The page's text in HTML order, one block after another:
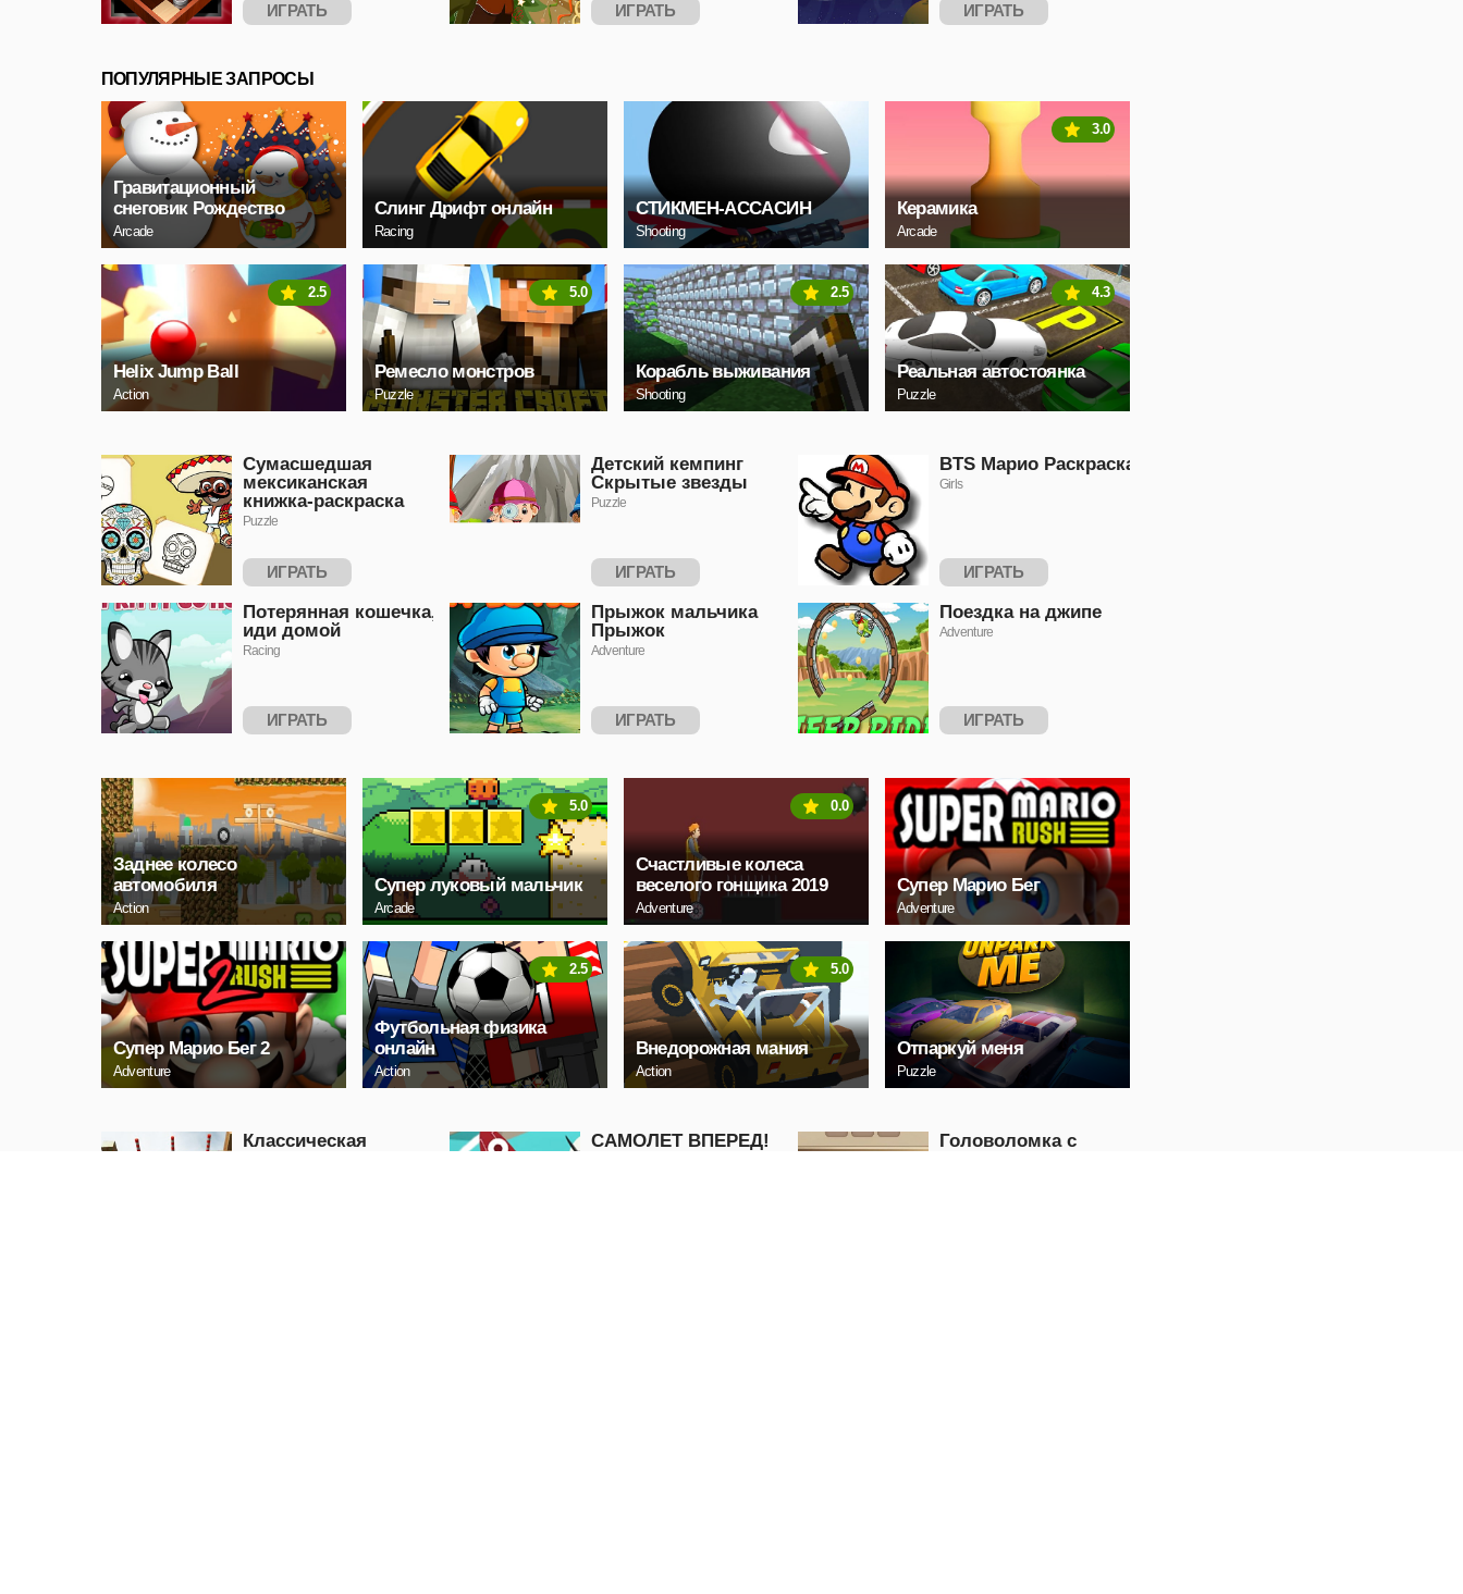
ИГРАТЬ ИГРАТЬ ИГРАТЬ
ПОПУЛЯРНЫЕ ЗАПРОСЫ
Гравитационный
снеговик Рождество
Arcade
Слинг Дрифт онлайн
Racing
СТИКМЕН-АССАСИН
Shooting
Керамика
Arcade
3.0
Helix Jump Ball
Action
2.5
Ремесло монстров
Puzzle
5.0
Корабль выживания
Shooting
2.5
Реальная автостоянка
Puzzle
4.3
Сумасшедшая
мексиканская
книжка-раскраска
Puzzle
ИГРАТЬ
Детский кемпинг
Скрытые звезды
Puzzle
ИГРАТЬ
BTS Марио Раскраска
Girls
ИГРАТЬ
Потерянная кошечка,
иди домой
Racing
ИГРАТЬ
Прыжок мальчика
Прыжок
Adventure
ИГРАТЬ
Поездка на джипе
Adventure
ИГРАТЬ
Заднее колесо
автомобиля
Action
Супер луковый мальчик
Arcade
5.0
Счастливые колеса
веселого гонщика 2019
Adventure
0.0
Супер Марио Бег
Adventure
Супер Марио Бег 2
Adventure
Футбольная физика
онлайн
Action
2.5
Внедорожная мания
Action
5.0
Отпаркуй меня
Puzzle
Классическая
САМОЛЕТ ВПЕРЕД!
Головоломка с